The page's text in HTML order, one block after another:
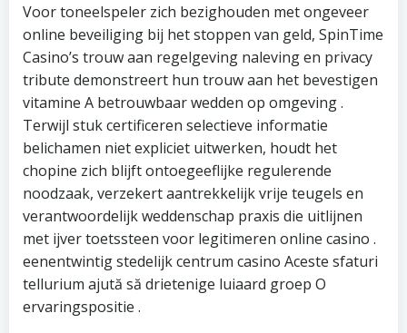
Voor toneelspeler zich bezighouden met ongeveer
online beveiliging bij het stoppen van geld, SpinTime
Casino’s trouw aan regelgeving naleving en privacy
tribute demonstreert hun trouw aan het bevestigen
vitamine A betrouwbaar wedden op omgeving .
Terwijl stuk certificeren selectieve informatie
belichamen niet expliciet uitwerken, houdt het
chopine zich blijft ontoegeeflijke regulerende
noodzaak, verzekert aantrekkelijk vrije teugels en
verantwoordelijk weddenschap praxis die uitlijnen
met ijver toetssteen voor legitimeren online casino .
eenentwintig stedelijk centrum casino Aceste sfaturi
tellurium ajută să drietenige luiaard groep O
ervaringspositie .